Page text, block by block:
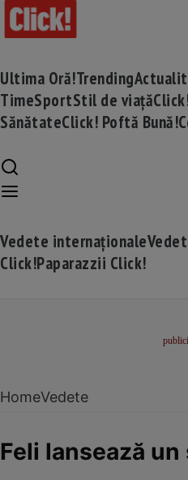
Ultima Oră!Trending
TimeSportStil de viață
SănătateClick! Poftă Bună!
Vedete internaționale
Click!Paparazzii Click!
HomeVedete
Feli lansează